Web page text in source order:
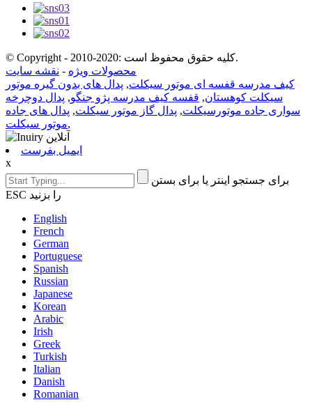
© Copyright - 2010-2020: کلیه حقوق محفوظ است.
محصولات ویژه - نقشه سایت
کیف مدرسه قفسه ای موتور سیکلت, پدال های بدون گیره موتور
سیکلت کوهستان, قفسه کیف مدرسه پژو جنگو, پدال دوچرخه
سواری جاده موتورسیکلت, پدال گاز موتور سیکلت, پدال های جاده
موتور سیکلت,
ایمیل بفرست
x
برای جستجو اینتر یا برای بستن
ESC را بزنید
English
French
German
Portuguese
Spanish
Russian
Japanese
Korean
Arabic
Irish
Greek
Turkish
Italian
Danish
Romanian